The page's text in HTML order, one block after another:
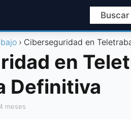
Ciberseguridad en
en
Definitiva
meses